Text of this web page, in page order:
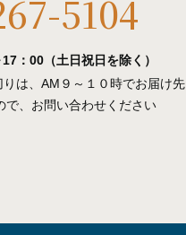
5104
：00（土日祝日を除く）
は、AM９～１０時でお届け先
で、お問い合わせください